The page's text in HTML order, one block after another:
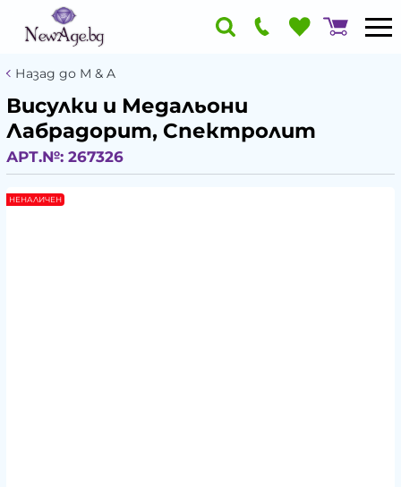
Назад до М & A
Висулки и Медальони
Лабрадорит, Спектролит
АРТ.№: 267326
НЕНАЛИЧЕН